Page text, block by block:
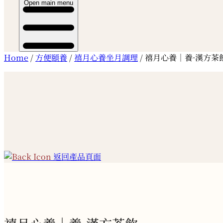
Open main menu
Home / 方便頤養 /禧月心養坐月調理 / 禧月心養｜養·漢方茶
返回產品頁面